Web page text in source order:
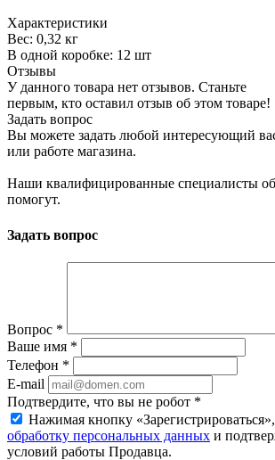
Характеристики
Вес: 0,32 кг
В одной коробке: 12 шт
Отзывы
У данного товара нет отзывов. Станьте
первым, кто оставил отзыв об этом товаре!
Задать вопрос
Вы можете задать любой интересующий
или работе магазина.
Наши квалифицированные специалисты
помогут.
Задать вопрос
Вопрос *
Ваше имя *
Телефон *
E-mail
Подтвердите, что вы не робот *
Нажимая кнопку
обработку персональных данных и
условий работы Продавца.